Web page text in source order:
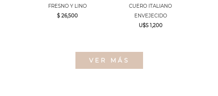
FRESNO Y LINO
$ 26,500
CUERO ITALIANO
ENVEJECIDO
U$S 1,200
VER MÁS